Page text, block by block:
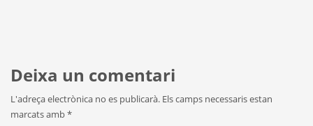
Deixa un comentari
L'adreça electrònica no es publicarà. Els camps necessaris estan
marcats amb*